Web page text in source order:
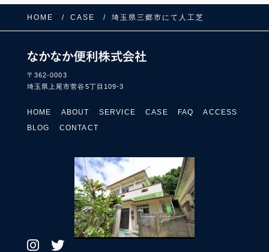
HOME CASE 埼玉県三郷市にて人工芝
〒362-0003
埼玉県上尾市菅谷5丁目109-3
HOME ABOUT SERVICE CASE FAQ
ACCESS
BLOG
CONTACT